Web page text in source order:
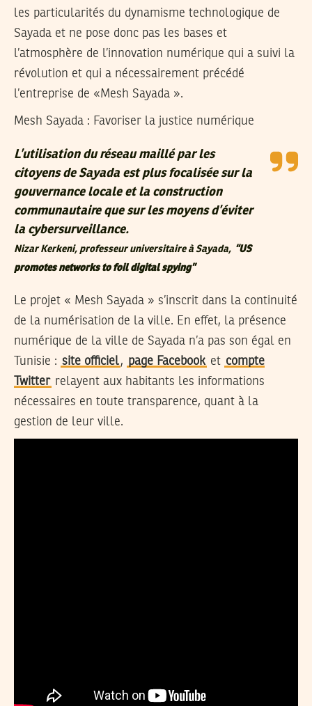
les particularités du dynamisme technologique de
Sayada et ne pose donc pas les bases et
l’atmosphère de l’innovation numérique qui a suivi la
révolution et qui a nécessairement précédé
l’entreprise de «Mesh Sayada ».
Mesh Sayada : Favoriser la justice numérique
L’utilisation du réseau maillé par les
citoyens de Sayada est plus focalisée sur la
gouvernance locale et la construction
communautaire que sur les moyens d’éviter
la cybersurveillance.
Nizar Kerkeni, professeur universitaire à Sayada, “US
promotes networks to foil digital spying”
Le projet « Mesh Sayada » s’inscrit dans la continuité
de la numérisation de la ville. En effet, la présence
numérique de la ville de Sayada n’a pas son égal en
Tunisie : site officiel, page Facebook et compte
Twitter relayent aux habitants les informations
nécessaires en toute transparence, quant à la
gestion de leur ville.